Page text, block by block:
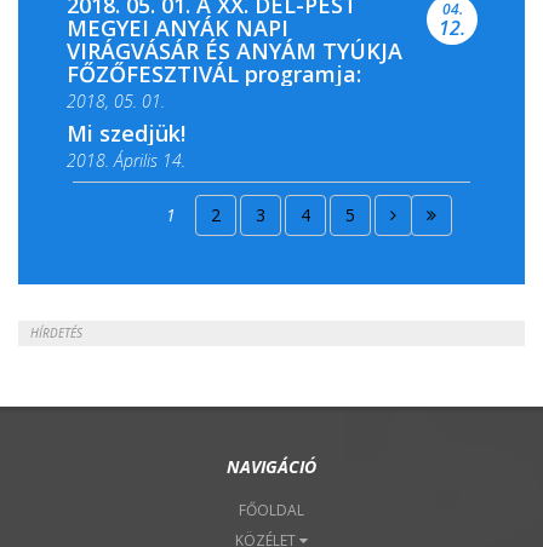
MEGYEI ANYÁK NAPI
VIRÁGVÁSÁR ÉS ANYÁM TYÚKJA
FŐZŐFESZTIVÁL programja:
2018, 05. 01.
04.
12.
Mi szedjük!
2018. Április 14.
2018. Április 15.
1 2 3 4 5
HÍRDETÉS
NAVIGÁCIÓ
FŐOLDAL
KÖZÉLET